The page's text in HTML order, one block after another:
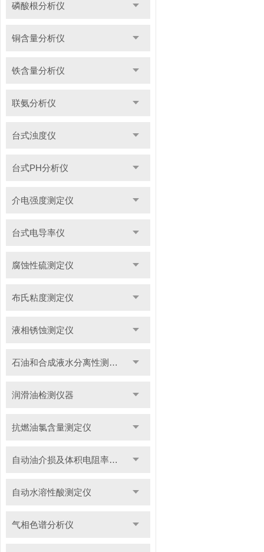
磷酸根分析仪
铜含量分析仪
铁含量分析仪
联氨分析仪
台式浊度仪
台式PH分析仪
介电强度测定仪
台式电导率仪
腐蚀性硫测定仪
布氏粘度测定仪
液相锈蚀测定仪
石油和合成液水分离性测定仪
润滑油检测仪器
抗燃油氯含量测定仪
自动油介损及体积电阻率测定仪
自动水溶性酸测定仪
气相色谱分析仪